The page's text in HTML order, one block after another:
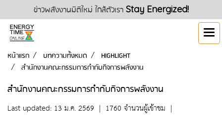
ข่าวพลังงานมิติใหม่ ใกล้ตัวเรา Stay Energized!
หน้าแรก บทความทั้งหมด
HIGHLIGHT
สำนักงานคณะกรรมการกำกับกิจการพลังงาน
สำนักงานคณะกรรมการกำกับกิจการพลังงาน
Last updated: 13 ม.ค. 2569 | 1760 จำนวนผู้เข้าชม |